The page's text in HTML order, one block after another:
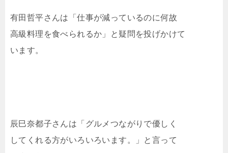
有田哲平さんは「仕事が減っているのに何故
高級料理を食べられるか」と疑問を投げかけて
います。
辰巳奈都子さんは「グルメつながりで優しく
してくれる方がいろいろいます。」と言って